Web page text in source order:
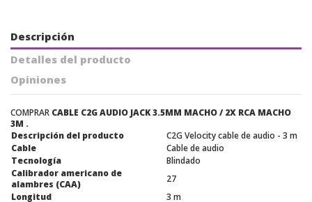
Descripción
Detalles del producto
Opiniones
COMPRAR CABLE C2G AUDIO JACK 3.5MM MACHO / 2X RCA MACHO
3M .
Descripción del producto
C2G Velocity cable de audio - 3 m
Cable
Cable de audio
Tecnología
Blindado
Calibrador americano de
alambres (CAA)
27
Longitud
3 m